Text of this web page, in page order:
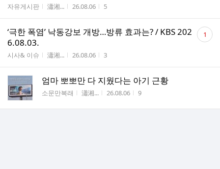
게시판명
자유게시판 작성자
瀟湘... 작성시간
26.08.06 조회수
5
‘극한 폭염’ 낙동강보 개방…방류 효과는? / KBS 202
6.08.03.
게시판명
시사& 이슈 작성자
瀟湘... 작성시간
26.08.06 조회수
3
댓
글 1
엄마 뽀뽀만 다 지웠다는 아기 근황
게시판명
소문만복래 작성자
瀟湘... 작성시간
26.08.06 조회수
9